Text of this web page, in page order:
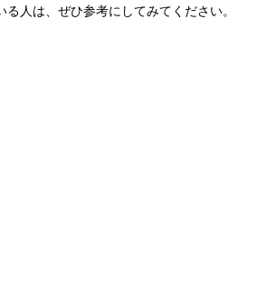
人は、ぜひ参考にしてみてください。